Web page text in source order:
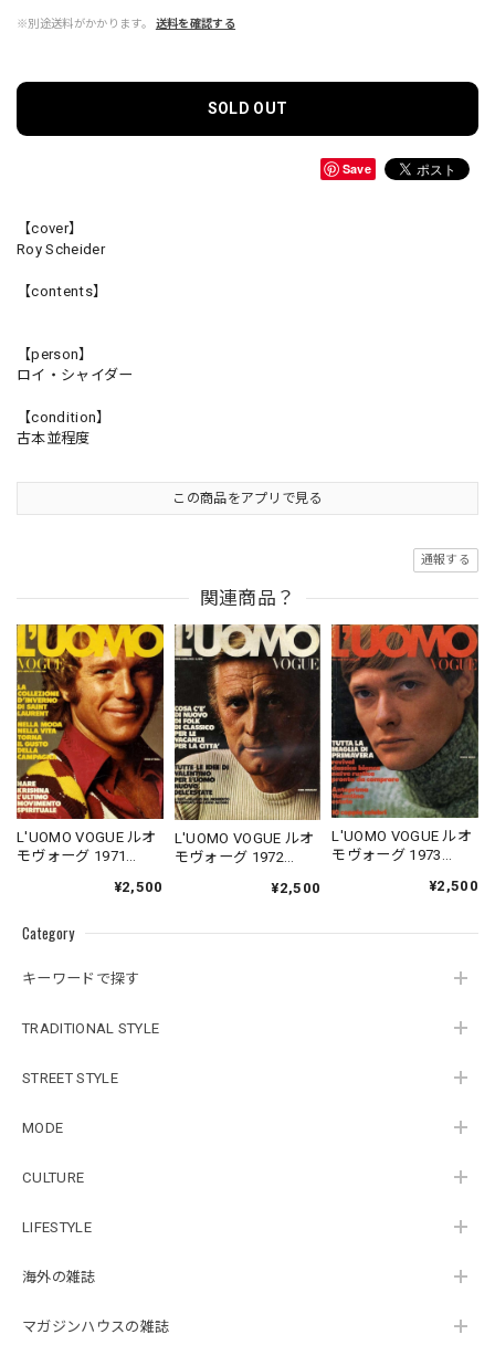
Category
キーワードで探す
TRADITIONAL STYLE
STREET STYLE
MODE
CULTURE
LIFESTYLE
海外の雑誌
マガジンハウスの雑誌
※別途送料がかかります。 送料を確認する
SOLD OUT
Save
【cover】
Roy Scheider
【contents】
【person】
ロイ・シャイダー
【condition】
古本並程度
この商品をアプリで見る
通報する
関連商品？
L'UOMO VOGUE ルオ
モヴォーグ 1971
¥2,500
L'UOMO VOGUE ルオ
モヴォーグ 1972
¥2,500
L'UOMO VOGUE ルオ
モヴォーグ 1973
¥2,500